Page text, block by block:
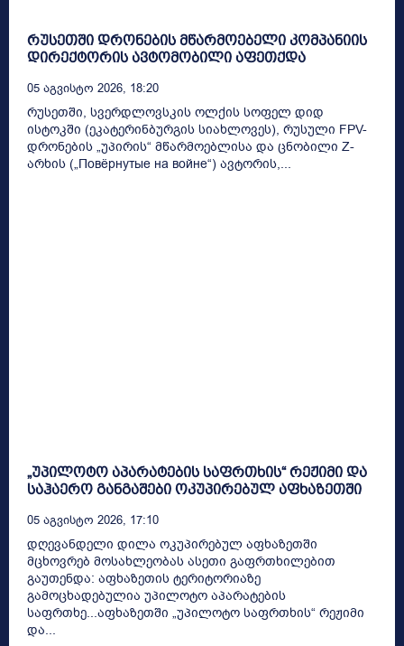
რუსეთში დრონების მწარმოებელი კომპანიის
დირექტორის ავტომობილი აფეთქდა
05 Აგვისტო 2026, 18:20
რუსეთში, სვერდლოვსკის ოლქის სოფელ დიდ
ისტოკში (ეკატერინბურგის სიახლოვეს), რუსული FPV-
დრონების „უპირის“ მწარმოებლისა და ცნობილი Z-
არხის („Повёрнутые на войне“) ავტორის,...
„უპილოტო აპარატების საფრთხის“ რეჟიმი და
საჰაერო განგაშები ოკუპირებულ აფხაზეთში
05 Აგვისტო 2026, 17:10
დღევანდელი დილა ოკუპირებულ აფხაზეთში
მცხოვრებ მოსახლეობას ასეთი გაფრთხილებით
გაუთენდა: აფხაზეთის ტერიტორიაზე
გამოცხადებულია უპილოტო აპარატების
საფრთხე...აფხაზეთში „უპილოტო საფრთხის“ რეჟიმი
და...